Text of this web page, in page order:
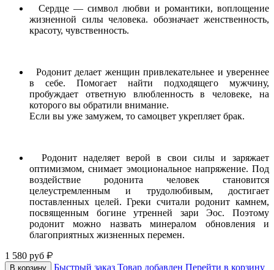
Сердце — символ любви и романтики, воплощение
жизненной силы человека. обозначает женственность,
красоту, чувственность.
Родонит делает женщин привлекательнее и увереннее
в себе. Помогает найти подходящего мужчину,
пробуждает ответную влюбленность в человеке, на
которого вы обратили внимание.
Если вы уже замужем, то самоцвет укрепляет брак.
Родонит наделяет верой в свои силы и заряжает
оптимизмом, снимает эмоциональное напряжение. Под
воздействие родонита человек становится
целеустремленным и трудолюбивым, достигает
поставленных целей. Греки считали родонит камнем,
посвященным богине утренней зари Эос. Поэтому
родонит можно назвать минералом обновления и
благоприятных жизненных перемен.
1 580 руб
В корзину Быстрый заказ Товар добавлен Перейти в корзину